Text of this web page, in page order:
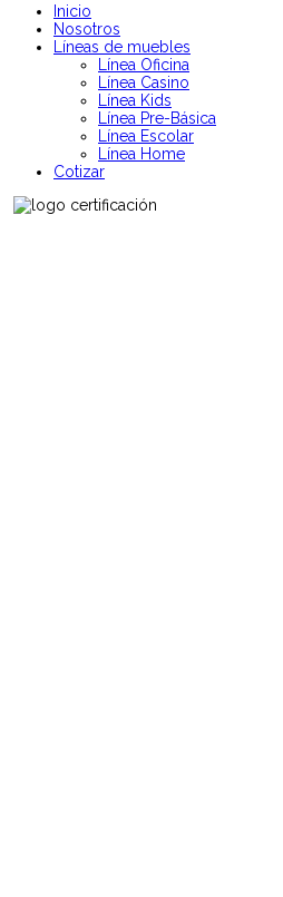
Inicio
Nosotros
Líneas de muebles
Línea Oficina
Línea Casino
Línea Kids
Línea Pre-Básica
Línea Escolar
Línea Home
Cotizar